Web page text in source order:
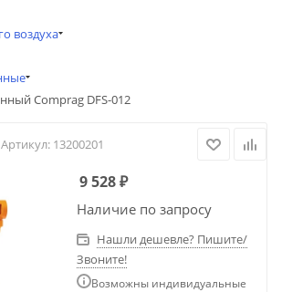
воздуха
Comprag DFS-012
Артикул: 13200201
9 528₽
Наличие по запросу
Нашли дешевле? Пишите/
Звоните!
Возможны индивидуальные